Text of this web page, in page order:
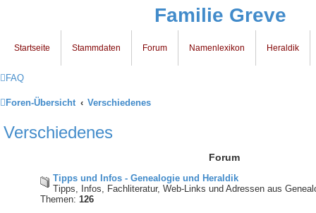
Familie Greve
Startseite Stammdaten Forum Namenlexikon Heraldik
FAQ
Foren-Übersicht Verschiedenes
Verschiedenes
Forum
Tipps und Infos - Genealogie und Heraldik
Tipps, Infos, Fachliteratur, Web-Links und Adressen aus
Themen: 126